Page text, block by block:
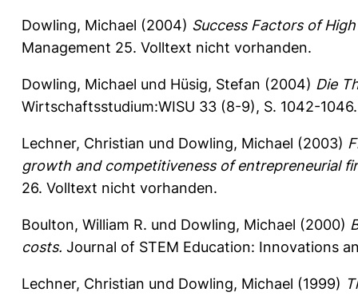
Dowling, Michael (2004) Success Factors of
Management 25. Volltext nicht vorhanden.
Dowling, Michael und Hüsig, Stefan (2004) Die
Wirtschaftsstudium:WISU 33 (8-9), S. 1042-
Lechner, Christian und Dowling, Michael (2003)
growth and competitiveness of entrepreneurial
26. Volltext nicht vorhanden.
Boulton, William R. und Dowling, Michael (2000)
costs. Journal of STEM Education: Innovations
Lechner, Christian und Dowling, Michael (1999)